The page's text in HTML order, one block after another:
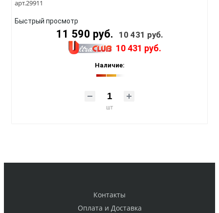
арт.29911
Быстрый просмотр
11 590 руб. 10 431 руб.
10 431 руб.
Наличие:
шт
Контакты
Оплата и Доставка